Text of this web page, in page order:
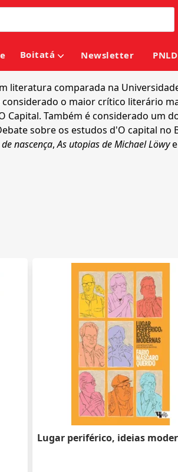
Boitatá Newsletter PNLD
literatura comparada na
o maior crítico literário
Também é considerado um
sobre os estudos d'O capital no
nascença,As utopias de Michael Löwy
Lugar periférico, ideias